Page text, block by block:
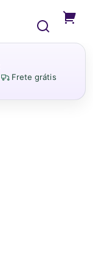
a
obter
Frete grátis